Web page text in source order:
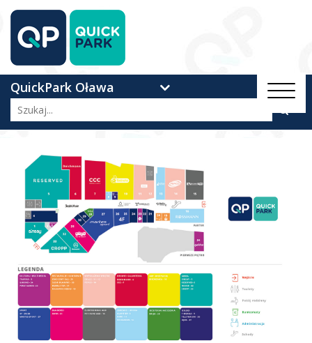
QuickPark Oława